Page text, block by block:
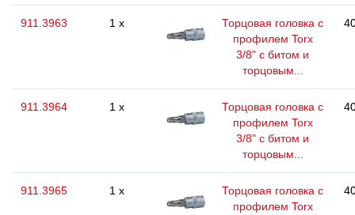
911.3963 1 x
Торцовая головка с
профилем Torx
3/8" с битом и
торцовым...
911.3964 1 x
Торцовая головка с
профилем Torx
3/8" с битом и
торцовым...
911.3965 1 x
Торцовая головка с
профилем Torx